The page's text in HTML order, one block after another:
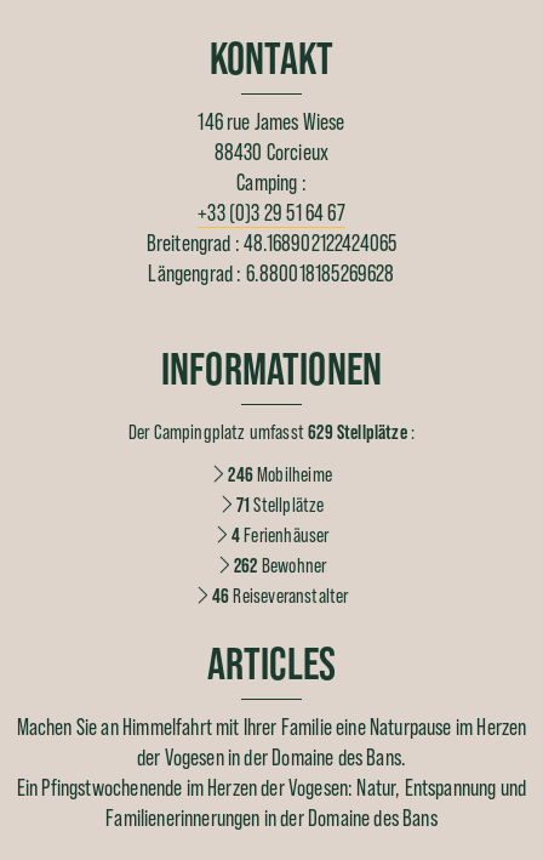
KONTAKT
146 rue James Wiese
88430 Corcieux
Camping :
+33 (0)3 29 51 64 67
Breitengrad : 48.168902122424065
Längengrad : 6.880018185269628
INFORMATIONEN
Der Campingplatz umfasst629 Stellplätze:
246Mobilheime
71Stellplätze
4Ferienhäuser
262 Bewohner
46Reiseveranstalter
ARTICLES
Machen Sie an Himmelfahrt mit Ihrer Familie eine Naturpause im Herzen
der Vogesen in der Domaine des Bans.
Ein Pfingstwochenende im Herzen der Vogesen: Natur, Entspannung und
Familienerinnerungen in der Domaine des Bans